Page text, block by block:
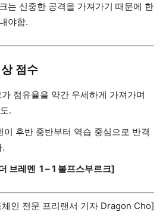
는 신중한 공격을 가져가기 때문에 한
야함.
점수
점유율을 약간 우세하게 가져가며
.
이 후반 중반부터 역습 중심으로 반격
브레멘 1 – 1 볼프스부르크]
인 전문 프리랜서 기자 Dragon Cho]